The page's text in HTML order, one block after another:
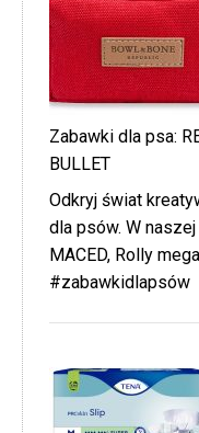
Zabawki dla psa:
BULLET
Odkryj świat
dla psów. W
MACED, Rolly
#zabawkidlapsów